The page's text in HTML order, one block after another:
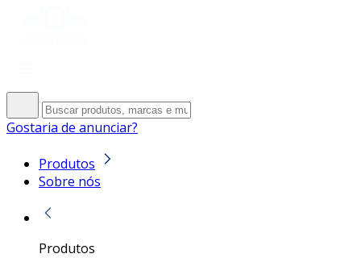
Gostaria de anunciar?
Produtos
Sobre nós
Produtos